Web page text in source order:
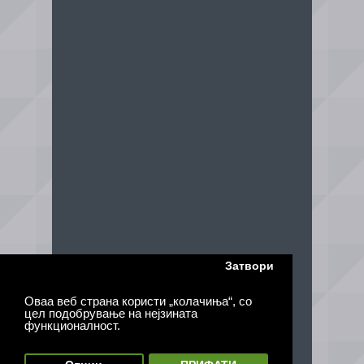
Оваа веб страна користи „колачиња“, со
цел подобрување на нејзината
функционалност.
Затвори